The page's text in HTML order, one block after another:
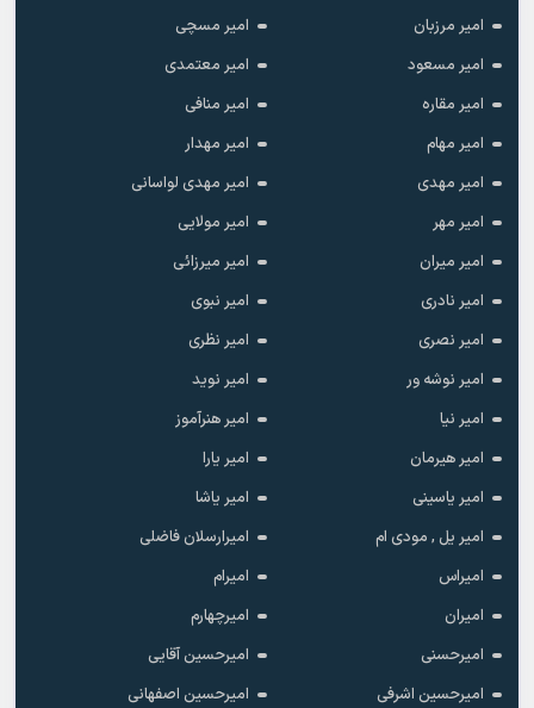
امیر مرزبان
امیر مسچی
امیر مسعود
امیر معتمدی
امیر مقاره
امیر منافی
امیر مهام
امیر مهدار
امیر مهدی
امیر مهدی لواسانی
امیر مهر
امیر مولایی
امیر میران
امیر میرزائی
امیر نادری
امیر نبوی
امیر نصری
امیر نظری
امیر نوشه ور
امیر نوید
امیر نیا
امیر هنرآموز
امیر هیرمان
امیر یارا
امیر یاسینی
امیر یاشا
امیر یل , مودی ام
امیرارسلان فاضلی
امیراس
امیرام
امیران
امیرچهارم
امیرحسنی
امیرحسین آقایی
امیرحسین اشرفی
امیرحسین اصفهانی